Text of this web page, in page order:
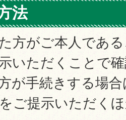
法
方がご本人であ
いただくことで
が手続きする場
ご提示いただく